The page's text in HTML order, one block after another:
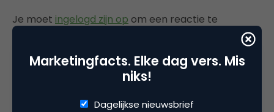
Je moet ingelogd zijn op om een reactie te
Gerelateerde artikelen
Marketingfacts. Elke dag vers. Mis
niks!
Dagelijkse nieuwsbrief